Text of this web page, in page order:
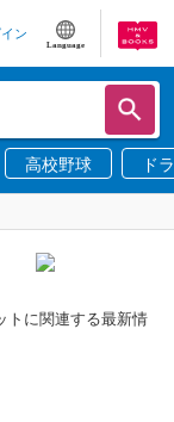
ン
Language
高校野球 ド
トに関連する最新情